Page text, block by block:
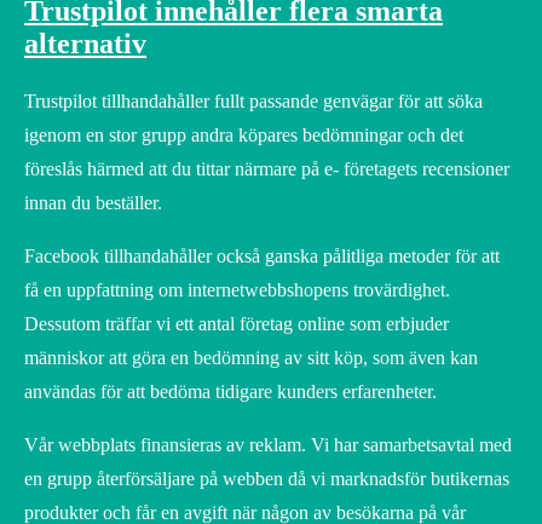
Trustpilot innehåller flera smarta
alternativ
Trustpilot tillhandahåller fullt passande genvägar för att söka
igenom en stor grupp andra köpares bedömningar och det
föreslås härmed att du tittar närmare på e- företagets recensioner
innan du beställer.
Facebook tillhandahåller också ganska pålitliga metoder för att
få en uppfattning om internetwebbshopens trovärdighet.
Dessutom träffar vi ett antal företag online som erbjuder
människor att göra en bedömning av sitt köp, som även kan
användas för att bedöma tidigare kunders erfarenheter.
Vår webbplats finansieras av reklam. Vi har samarbetsavtal med
en grupp återförsäljare på webben då vi marknadsför butikernas
produkter och får en avgift när någon av besökarna på vår